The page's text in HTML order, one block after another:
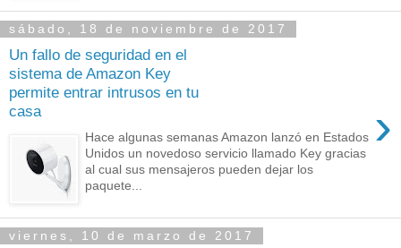
sábado, 18 de noviembre de 2017
Un fallo de seguridad en el
sistema de Amazon Key
permite entrar intrusos en tu
casa
›
Hace algunas semanas Amazon lanzó en Estados
Unidos un novedoso servicio llamado Key gracias
al cual sus mensajeros pueden dejar los
paquete...
viernes, 10 de marzo de 2017